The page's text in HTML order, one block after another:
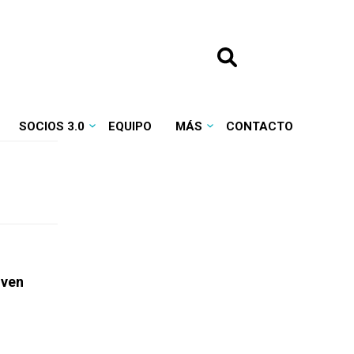
SOCIOS 3.0 EQUIPO MÁS CONTACTO